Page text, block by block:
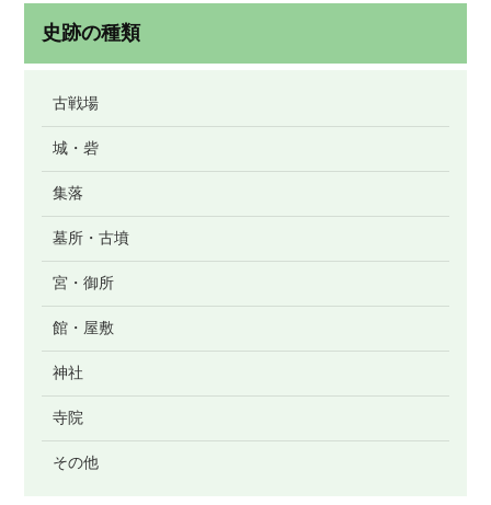
史跡の種類
古戦場
城・砦
集落
墓所・古墳
宮・御所
館・屋敷
神社
寺院
その他